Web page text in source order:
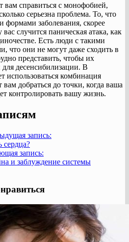
вам справиться с монофобией,
серьезна проблема. То, что
формами заболевания, скорее
вас случится паническая атака, как
Есть люди с такими
что они не могут даже сходить в
представить, чтобы их
десенсибилизации. В
использоваться комбинация
добраться до точки, когда ваша
контролировать вашу жизнь.
запись:
сердца?
запись:
и заблуждение системы